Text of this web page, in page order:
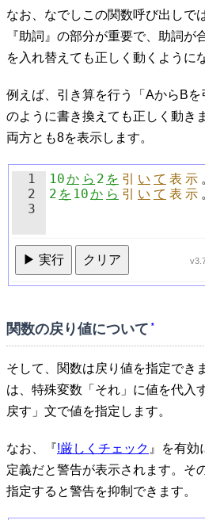
なお、なでしこの関数呼び出しで
『助詞』の部分が重要で、助詞が
を入れ替えても正しく動くように
例えば、引き算を行う「AからB
のように書き換えても正しく動き
両方とも8を表示します。
1
2
3
10か ら 2 を 引 い て 表 示
2 を 10か ら 引 い て 表 示
▶ 実行 クリア
関数の戻り値について *
そして、関数は戻り値を指定でき
は、特殊変数「それ」に値を代入
戻す」文で値を指定します。
なお、『!厳しくチェック 』を有効
定義だと警告が表示されます。そ
指定すると警告を抑制できます。